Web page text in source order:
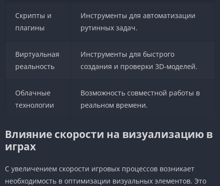
Скрипты и
плагины
Инструменты для автоматизации
рутинных задач.
Виртуальная
реальность
Инструменты для быстрого
создания и проверки 3D-моделей.
Облачные
технологии
Возможность совместной работы в
реальном времени.
Влияние скорости на визуализацию в
играх
С увеличением скорости игровых процессов возникает
необходимость в оптимизации визуальных элементов. Это